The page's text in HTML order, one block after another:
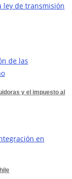
ley de transmisión
y el impuesto al